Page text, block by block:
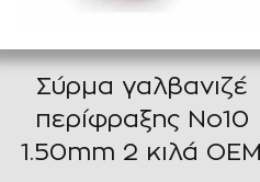
Σύρμα γαλβανιζέ
περίφραξης No10
1.50mm 2 κιλά ΟΕΜ